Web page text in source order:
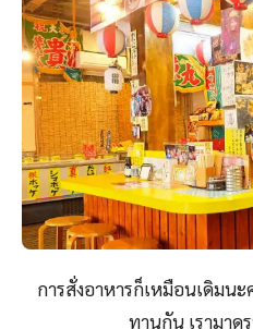
การสั่งอาหารก็เหมือนเดิมน
ทานกัน เรามาดู